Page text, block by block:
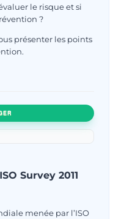
le risque et si
?
présenter les points
Survey 2011
menée par l’ISO